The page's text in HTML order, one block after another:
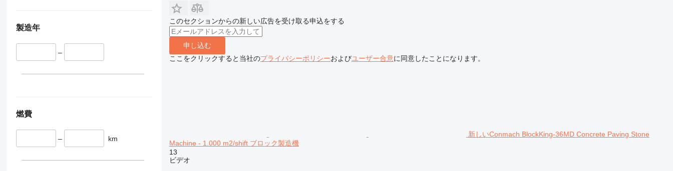
製造年
–
燃費
– km
このセクションからの新しい広告を受け取る申込をする
申し込む
ここをクリックすると当社のプライバシーポリシーおよびユーザー合意に同意したことになります。
新しいConmach BlockKing-36MD Concrete Paving Stone
Machine - 1.000 m2/shift ブロック製造機
13
ビデオ